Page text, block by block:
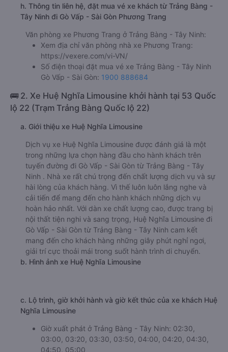
h. Thông tin liên hệ, đặt mua vé xe khách từ Trảng Bàng -
Tây Ninh đi Gò Vấp - Sài Gòn Phương Trang
Văn phòng xe Phương Trang ở Trảng Bàng - Tây Ninh:
Xem địa chỉ văn phòng nhà xe Phương Trang:
https://vexere.com/vi-VN/
Số điện thoại đặt mua vé xe Trảng Bàng - Tây Ninh
Gò Vấp - Sài Gòn: 1900 888684
🚌 2. Xe Huệ Nghĩa Limousine khởi hành tại 53 Quốc
lộ 22 (Trạm Trảng Bàng Quốc lộ 22)
a. Giới thiệu xe Huệ Nghĩa Limousine
Dịch vụ xe Huệ Nghĩa Limousine được đánh giá là một
trong những lựa chọn hàng đầu cho hành khách trên
tuyến đường đi Gò Vấp - Sài Gòn từ Trảng Bàng - Tây
Ninh . Nhà xe rất chú trọng đến chất lượng dịch vụ và sự
hài lòng của khách hàng. Vì thế luôn luôn lắng nghe và
cải tiến để mang đến cho hành khách những dịch vụ
hoàn hảo nhất. Với dàn xe chất lượng cao, được trang bị
nội thất tiện nghi và sang trọng, Huệ Nghĩa Limousine đi
Gò Vấp - Sài Gòn từ Trảng Bàng - Tây Ninh cam kết
mang đến cho khách hàng những giây phút nghỉ ngơi,
giải trí cực thoải mái trong suốt hành trình di chuyển.
b. Hình ảnh xe Huệ Nghĩa Limousine